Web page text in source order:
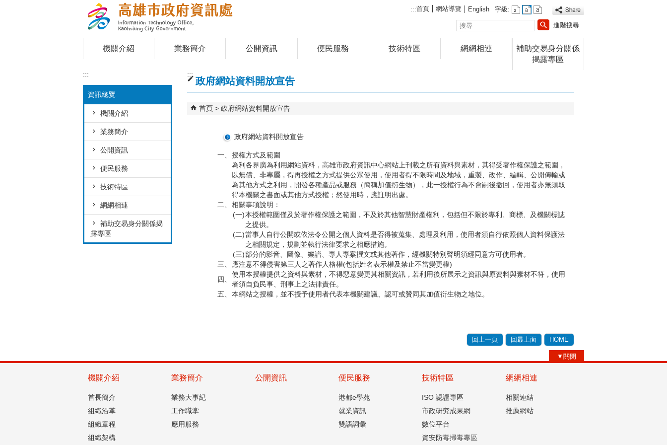
:::首頁 網站導覽 English
字級:
搜
尋
進階搜尋
機關介紹 業務簡介 公開資訊 便民服務 技術特區 網網相連
補助交易身分關係
揭露專區
:::
資訊總覽
機關介紹
業務簡介
公開資訊
便民服務
技術特區
網網相連
補助交易身分關係揭
露專區
:::
政府網站資料開放宣告
首頁 政府網站資料開放宣告
政府網站資料開放宣告
一、 授權方式及範圍
為利各界廣為利用網站資料，高雄市政府資訊中心網站上刊載之所有資料與素材，其得受著作權保護之範圍，
以無償、非專屬，得再授權之方式提供公眾使用，使用者得不限時間及地域，重製、改作、編輯、公開傳輸或
為其他方式之利用，開發各種產品或服務（簡稱加值衍生物），此一授權行為不會嗣後撤回，使用者亦無須取
得本機關之書面或其他方式授權；然使用時，應註明出處。
二、 相關事項說明：
(一)本授權範圍僅及於著作權保護之範圍，不及於其他智慧財產權利，包括但不限於專利、商標、及機關標誌
之提供。
(二)當事人自行公開或依法令公開之個人資料是否得被蒐集、處理及利用，使用者須自行依照個人資料保護法
之相關規定，規劃並執行法律要求之相應措施。
(三)部分的影音、圖像、樂譜、專人專案撰文或其他著作，經機關特別聲明須經同意方可使用者。
三、
應注意不得侵害第三人之著作人格權(包括姓名表示權及禁止不當變更權)
四、
使用本授權提供之資料與素材，不得惡意變更其相關資訊，若利用後所展示之資訊與原資料與素材不符，使用
者須自負民事、刑事上之法律責任。
五、 本網站之授權，並不授予使用者代表本機關建議、認可或贊同其加值衍生物之地位。
回上一頁 回最上面 HOME
▼關閉
機關介紹
首長簡介
組織沿革
組織章程
組織架構
業務簡介
業務大事紀
工作職掌
應用服務
公開資訊 便民服務
港都e學苑
就業資訊
雙語詞彙
技術特區
ISO 認證專區
市政研究成果網
數位平台
資安防毒掃毒專區
網網相連
相關連結
推薦網站